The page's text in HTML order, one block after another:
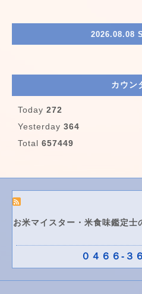
2026.08.08
カウン
Today 272
Yesterday 364
Total 657449
お米マイスター・米食味鑑定
０４６６-３